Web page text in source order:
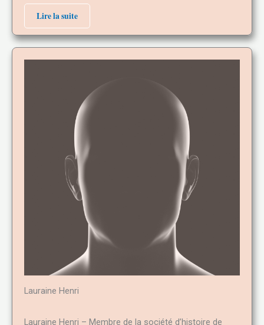
Lire la suite
Lauraine Henri
Lauraine Henri – Membre de la société d’histoire de